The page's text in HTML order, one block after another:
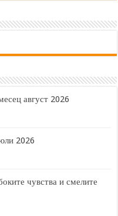
август 2026
2026
чувства и смелите